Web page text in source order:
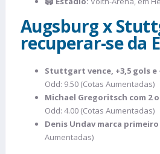
Augsburg x
recuperar-se da
Stuttgart vence, +3,5 gols e
Odd: 9.50 (Cotas Aumentadas)
Michael Gregoritsch com 2
Odd: 4.00 (Cotas Aumentadas)
Denis Undav marca primeiro
Aumentadas)